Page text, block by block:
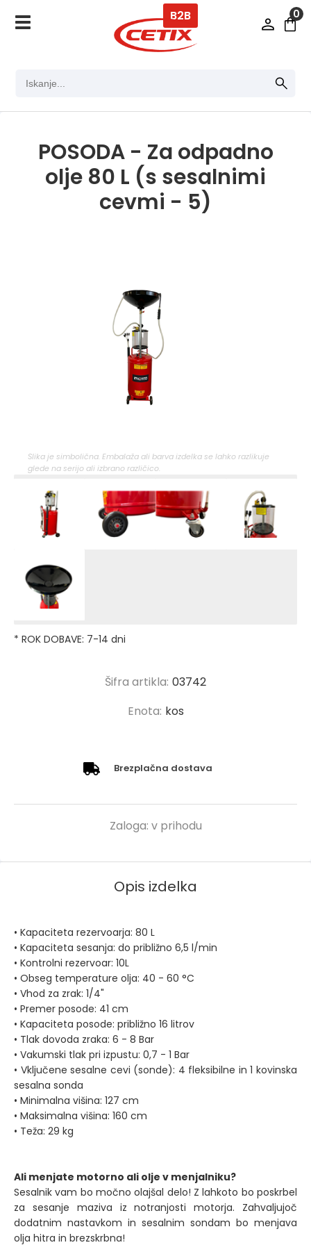
0
B2B
POSODA - Za odpadno
olje 80 L (s sesalnimi
cevmi - 5)
Slika je simbolična. Embalaža ali barva izdelka se lahko razlikuje
glede na serijo ali izbrano različico.
* ROK DOBAVE: 7-14 dni
Šifra artikla: 03742
Enota: kos
Brezplačna dostava
Zaloga: v prihodu
Opis izdelka
• Kapaciteta rezervoarja: 80 L
• Kapaciteta sesanja: do približno 6,5 l/min
• Kontrolni rezervoar: 10L
• Obseg temperature olja: 40 - 60 °C
• Vhod za zrak: 1/4"
• Premer posode: 41 cm
• Kapaciteta posode: približno 16 litrov
• Tlak dovoda zraka: 6 - 8 Bar
• Vakumski tlak pri izpustu: 0,7 - 1 Bar
• Vključene sesalne cevi (sonde): 4 fleksibilne in 1 kovinska
sesalna sonda
• Minimalna višina: 127 cm
• Maksimalna višina: 160 cm
• Teža: 29 kg
Ali menjate motorno ali olje v menjalniku?
Sesalnik vam bo močno olajšal delo! Z lahkoto bo poskrbel
za sesanje maziva iz notranjosti motorja. Zahvaljujoč
dodatnim nastavkom in sesalnim sondam bo menjava
olja hitra in brezskrbna!